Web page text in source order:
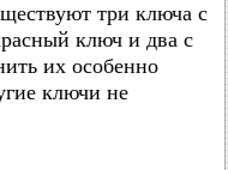
три ключа с
ключ и два с
их особенно
ключи не